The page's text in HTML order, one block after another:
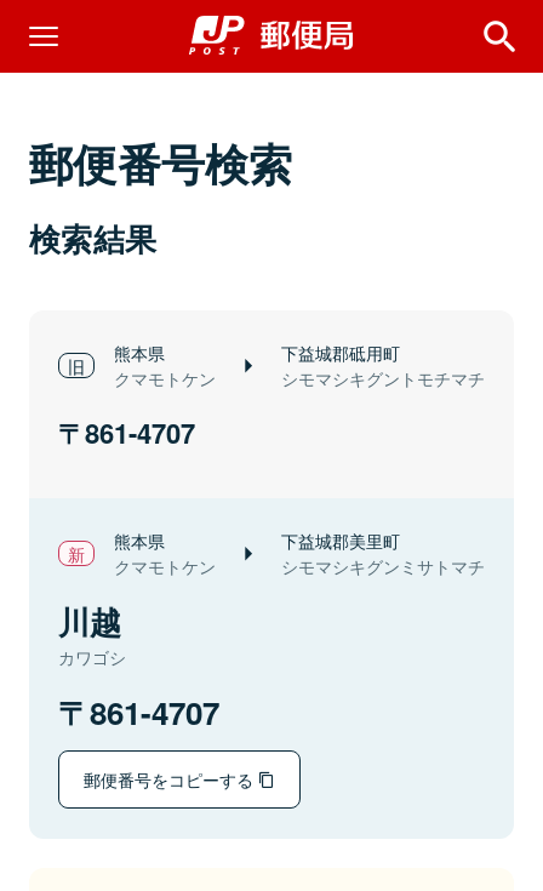
郵便番号検索
検索結果
熊本県
クマモトケン
下益城郡砥用町
シモマシキグントモチマチ
861-4707
熊本県
クマモトケン
下益城郡美里町
シモマシキグンミサトマチ
川越
カワゴシ
861-4707
郵便番号をコピーする